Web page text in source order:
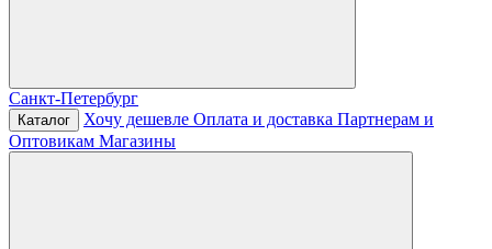
Санкт-Петербург
Каталог Хочу дешевле Оплата и доставка Партнерам и
Оптовикам Магазины